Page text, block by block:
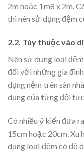
2m hoặc 1m8 x 2m.
thì nên sử dụng đệm
2.2. Tùy thuộc vào
Nên sử dụng loại
đối với những gia
dụng nệm trên sàn
dụng của từng đối
Có nhiều ý kiến đưa
15cm hoặc 20cm. Xu
dụng loại đệm có độ